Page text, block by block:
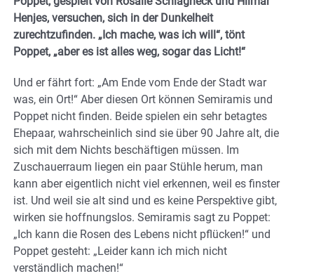
Henjes, versuchen, sich in der Dunkelheit
zurechtzufinden. „Ich mache, was ich will“, tönt
Poppet, „aber es ist alles weg, sogar das Licht!“
Und er fährt fort: „Am Ende vom Ende der Stadt war
was, ein Ort!“ Aber diesen Ort können Semiramis und
Poppet nicht finden. Beide spielen ein sehr betagtes
Ehepaar, wahrscheinlich sind sie über 90 Jahre alt, die
sich mit dem Nichts beschäftigen müssen. Im
Zuschauerraum liegen ein paar Stühle herum, man
kann aber eigentlich nicht viel erkennen, weil es finster
ist. Und weil sie alt sind und es keine Perspektive gibt,
wirken sie hoffnungslos. Semiramis sagt zu Poppet:
„Ich kann die Rosen des Lebens nicht pflücken!“ und
Poppet gesteht: „Leider kann ich mich nicht
verständlich machen!“